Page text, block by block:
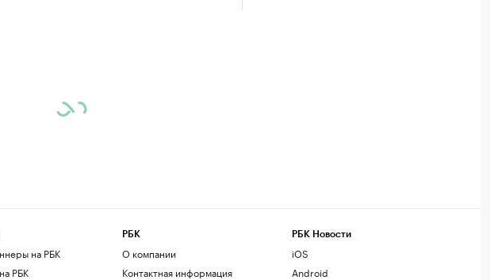
на РБК
РБК
РБК
О компании
Контактная информация
РБК Новости
iOS
Android